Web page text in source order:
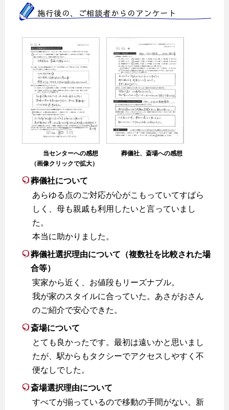
施行後の、ご相談者からのアンケート
当センターへの感想
（画像クリックで拡大）
葬儀社、斎場への感想
葬儀社について
あらゆる点のご対応が心がこもっていてすばら
しく、母も親戚も利用したいと言っていまし
た。
本当に助かりました。
葬儀社選択理由について（複数社を比較された場
合等）
実家から近く、お値段もリーズナブル。
我が家のスタイルに合っていた。あさがおさん
のご紹介で安心できた。
斎場について
とても良かったです。最初は遠いかと思いまし
たが、駅からもタクシーでアクセスしやすく不
便なしでした。
斎場選択理由について
すべてが揃っているので移動の手間がない。新